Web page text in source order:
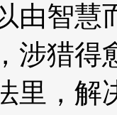
由智慧
涉猎得
里，解